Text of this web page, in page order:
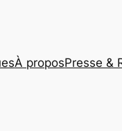
À proposPresse &